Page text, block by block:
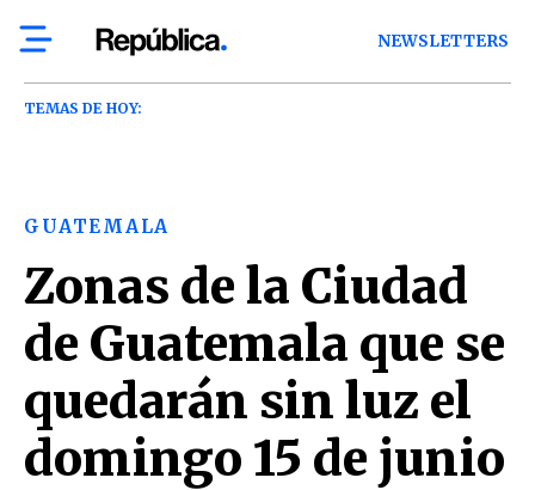
NEWSLETTERS
TEMAS DE HOY:
GUATEMALA
Zonas de la Ciudad
de Guatemala que se
quedarán sin luz el
domingo 15 de junio